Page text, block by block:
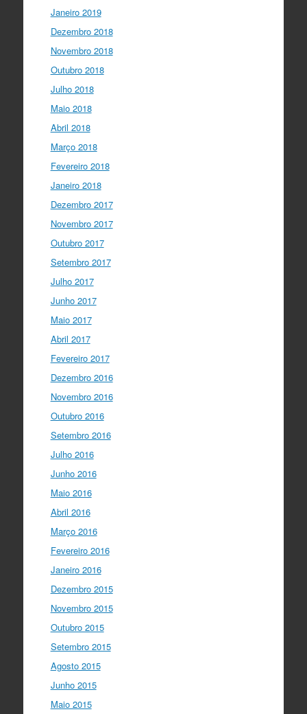
Janeiro 2019
Dezembro 2018
Novembro 2018
Outubro 2018
Julho 2018
Maio 2018
Abril 2018
Março 2018
Fevereiro 2018
Janeiro 2018
Dezembro 2017
Novembro 2017
Outubro 2017
Setembro 2017
Julho 2017
Junho 2017
Maio 2017
Abril 2017
Fevereiro 2017
Dezembro 2016
Novembro 2016
Outubro 2016
Setembro 2016
Julho 2016
Junho 2016
Maio 2016
Abril 2016
Março 2016
Fevereiro 2016
Janeiro 2016
Dezembro 2015
Novembro 2015
Outubro 2015
Setembro 2015
Agosto 2015
Junho 2015
Maio 2015